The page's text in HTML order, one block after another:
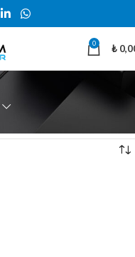
0 ₺
Tek bir sonuç gösteriliyor